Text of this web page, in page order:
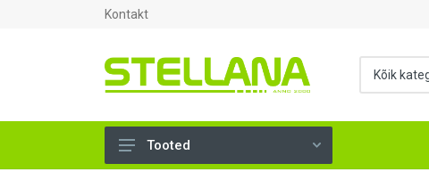
Kontakt
Tooted